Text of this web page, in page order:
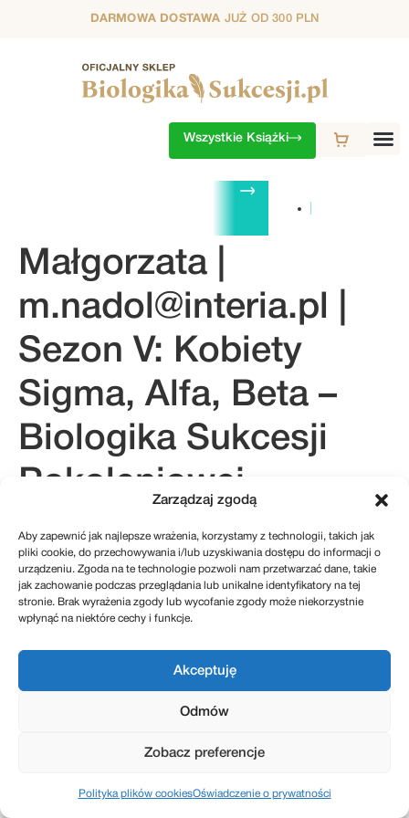
Zarządzaj zgodą
Aby zapewnić jak najlepsze wrażenia, korzystamy z technologii, takich jak
pliki cookie, do przechowywania i/lub uzyskiwania dostępu do informacji o
urządzeniu. Zgoda na te technologie pozwoli nam przetwarzać dane, takie
jak zachowanie podczas przeglądania lub unikalne identyfikatory na tej
stronie. Brak wyrażenia zgody lub wycofanie zgody może niekorzystnie
wpłynąć na niektóre cechy i funkcje.
Akceptuję
Odmów
Zobacz preferencje
Polityka plików cookiesOświadczenie o prywatności
DARMOWA DOSTAWA JUŻ OD 300 PLN
Wszystkie Książki
4. SEZON
Małgorzata |
m.nadol@interia.pl
Sezon V: Kobiety
Sigma, Alfa, Beta –
Biologika Sukcesji
Pokoleniowej
kontakt@sukcesje.pl
REGULAMIN SKLEPU
POLITYKA PRYWATNOŚCI
ZWROTY I REKLAMACJE
POLITYKA PLIKÓW COOKIES (EU)